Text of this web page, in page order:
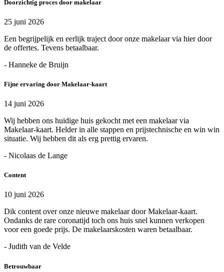
Doorzichtig proces door makelaar
25 juni 2026
Een begrijpelijk en eerlijk traject door onze makelaar via hier door
de offertes. Tevens betaalbaar.
- Hanneke de Bruijn
Fijne ervaring door Makelaar-kaart
14 juni 2026
Wij hebben ons huidige huis gekocht met een makelaar via
Makelaar-kaart. Helder in alle stappen en prijstechnische en win win
situatie. Wij hebben dit als erg prettig ervaren.
- Nicolaas de Lange
Content
10 juni 2026
Dik content over onze nieuwe makelaar door Makelaar-kaart.
Ondanks de rare coronatijd toch ons huis snel kunnen verkopen
voor een goede prijs. De makelaarskosten waren betaalbaar.
- Judith van de Velde
Betrouwbaar